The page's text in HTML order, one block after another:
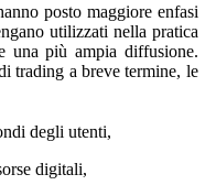
posto maggiore enfasi
utilizzati nella pratica
una più ampia diffusione.
trading a breve termine, le
degli utenti,
digitali,